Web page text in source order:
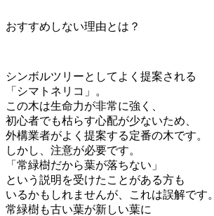
おすすめしない理由とは？
シンボルツリーとしてよく提案される
「シマトネリコ」。
この木は生命力が非常に強く、
初心者でも枯らす心配が少ないため、
外構業者がよく提案する定番の木です。
しかし、注意が必要です。
「常緑樹だから葉が落ちない」
という説明を受けたことがある方も
いるかもしれませんが、これは誤解です。
常緑樹も古い葉が新しい葉に